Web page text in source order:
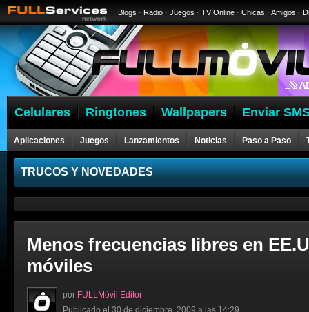
Blogs · Radio · Juegos · TV Online · Chicas · Amigos ·
Celulares Ringtones Wallpapers Enviar
Aplicaciones Juegos Lanzamientos Noticias Paso a Paso
Celulares
TRUCOS Y NOVEDADES
Menos frecuencias libres en
móviles
por FULLMóvil Editor
Publicado el 30 de diciembre, 2009 a las 14:29